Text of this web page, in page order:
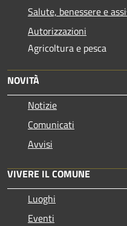
Salute, benessere e
Autorizzazioni
Agricoltura e pesca
NOVITÀ
Notizie
Comunicati
Avvisi
VIVERE IL COMUNE
Luoghi
Eventi